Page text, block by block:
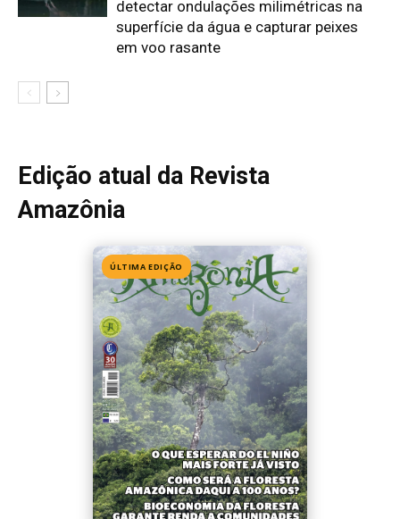
Edição 155· Julho 2026
📖 Ler agora
Mais lidas da semana